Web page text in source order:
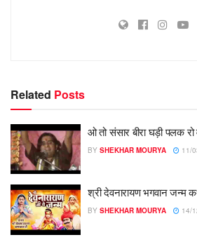
Related Posts
ओ तो संसार बीरा घड़ी पलक
BY SHEKHAR MOURYA 11/
श्री देवनारायण भगवान जन्म
BY SHEKHAR MOURYA 14/